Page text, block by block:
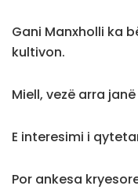
Gani Manxholli ka
kultivon.
Miell, vezë arra
E interesimi i
Por ankesa